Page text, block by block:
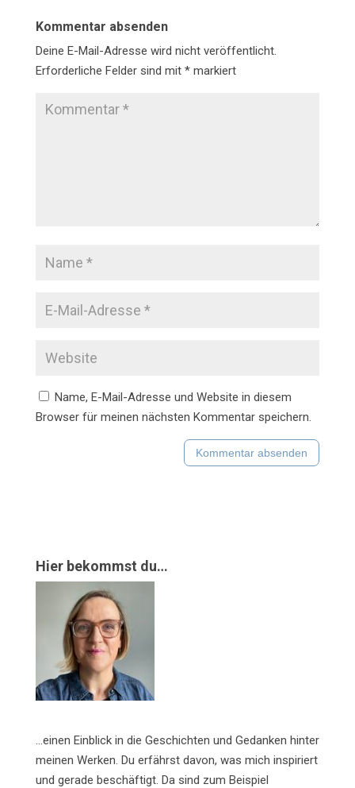
Kommentar absenden
Deine E-Mail-Adresse wird nicht veröffentlicht.
Erforderliche Felder sind mit *markiert
Name, E-Mail-Adresse und Website in diesem
Browser für meinen nächsten Kommentar speichern.
Hier bekommst du…
…einen Einblick in die Geschichten und Gedanken hinter
meinen Werken. Du erfährst davon, was mich inspiriert
und gerade beschäftigt. Da sind zum Beispiel